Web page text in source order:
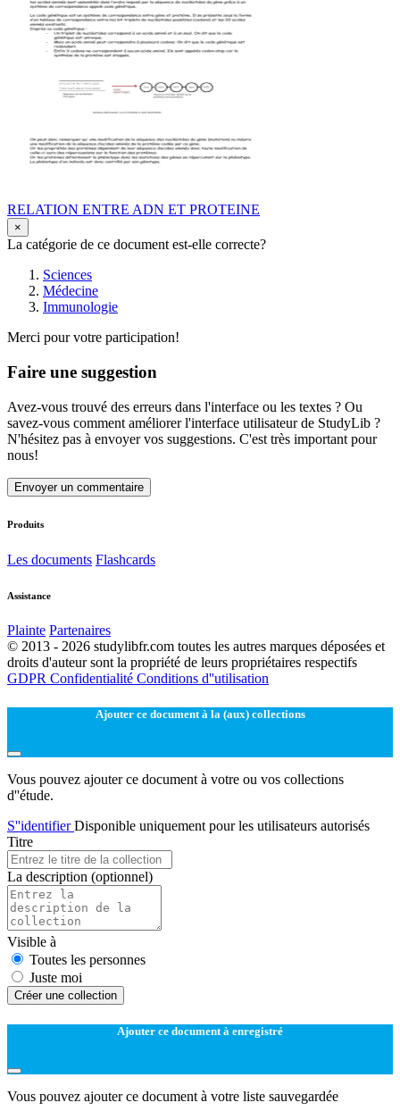
RELATION ENTRE ADN ET PROTEINE
×
La catégorie de ce document est-elle correcte?
Sciences
Médecine
Immunologie
Merci pour votre participation!
Faire une suggestion
Avez-vous trouvé des erreurs dans l'interface ou les textes ? Ou
savez-vous comment améliorer l'interface utilisateur de StudyLib ?
N'hésitez pas à envoyer vos suggestions. C'est très important pour
nous!
Envoyer un commentaire
Produits
Les documents Flashcards
Assistance
Plainte Partenaires
© 2013 - 2026 studylibfr.com toutes les autres marques déposées et
droits d'auteur sont la propriété de leurs propriétaires respectifs
GDPR Confidentialité Conditions d''utilisation
Ajouter ce document à la (aux) collections
Vous pouvez ajouter ce document à votre ou vos collections
d''étude.
S''identifierDisponible uniquement pour les utilisateurs autorisés
Titre
La description (optionnel)
Visible à
Toutes les personnes
Juste moi
Créer une collection
Ajouter ce document à enregistré
Vous pouvez ajouter ce document à votre liste sauvegardée